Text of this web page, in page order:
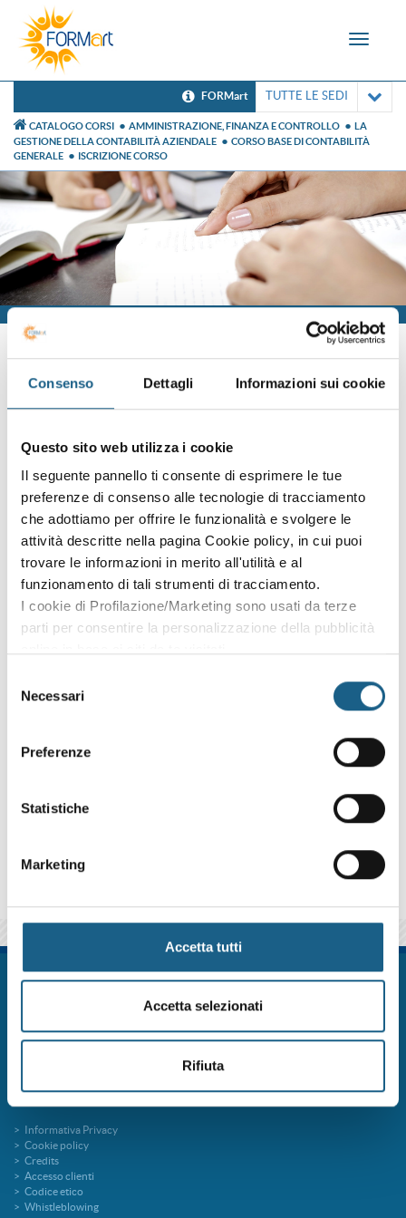
Consenso Dettagli Informazioni sui cookie
Questo sito web utilizza i cookie
Il seguente pannello ti consente di esprimere le tue
preferenze di consenso alle tecnologie di tracciamento
che adottiamo per offrire le funzionalità e svolgere le
attività descritte nella pagina Cookie policy, in cui puoi
trovare le informazioni in merito all'utilità e al
funzionamento di tali strumenti di tracciamento.
I cookie di Profilazione/Marketing sono usati da terze
parti per consentire la personalizzazione della pubblicità
qualsiasi momento. Consulta anche la nostra Privacy
delNecessari
Preferenze
Statistiche
Marketing
Accetta tutti
Accetta selezionati
Rifiuta
Toggle
FORMart TUTTE LE SEDI
CATALOGO CORSI AMMINISTRAZIONE, FINANZA E CONTROLLO
LA
GESTIONE DELLA CONTABILITÀ AZIENDALE
CORSO BASE DI CONTABILITÀ
GENERALE
ISCRIZIONE CORSO
Iscrizione
Sei già cliente?
iscrizione:
AZIENDA PRIVATO
P. IVA
PASSWORD (minimo 8 caratteri)
Oppure prosegui l'iscrizione al corso come
ospite
Puoi proseguire l'iscrizione al corso senza fare login. Scegli
qui sotto se iscriverti al corso come azienda o come privato.
FORM.ART SOC. CONS. A R.L. è un sistema formativo certificato secondo le
presso la Regione Emilia Romagna per la Formazione Professionale
FORMart via Ronco, 3 40013 Castel Maggiore Bologna p.iva 04260000379
Informativa Privacy
Cookie policy
Credits
Accesso clienti
Codice etico
Whistleblowing